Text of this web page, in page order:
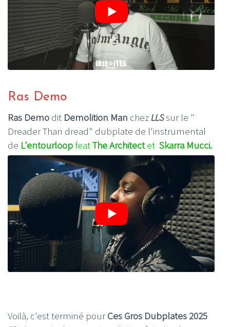
Ras Demo
Ras Demo dit Demolition Man chezLLSsur le "
Dreader Than dread" dubplate de l'instrumental
de L'entourloopfeatThe Architectet Skarra Mucci.
Voilà, c'est terminé pourCes Gros Dubplates 2025